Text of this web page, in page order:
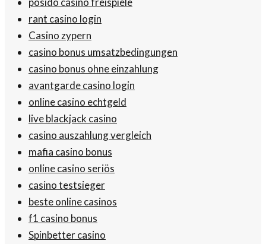
rant casino login
Casino zypern
casino bonus umsatzbedingungen
casino bonus ohne einzahlung
avantgarde casino login
online casino echtgeld
live blackjack casino
casino auszahlung vergleich
mafia casino bonus
online casino seriös
casino testsieger
beste online casinos
f1 casino bonus
Spinbetter casino